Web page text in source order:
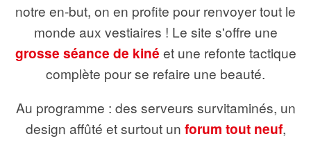
notre en-but, on en profite pour renvoyer tout le
monde aux vestiaires ! Le site s'offre une
grosse séance de kiné et une refonte tactique
complète pour se refaire une beauté.
Au programme : des serveurs survitaminés, un
design affûté et surtout un forum tout neuf,